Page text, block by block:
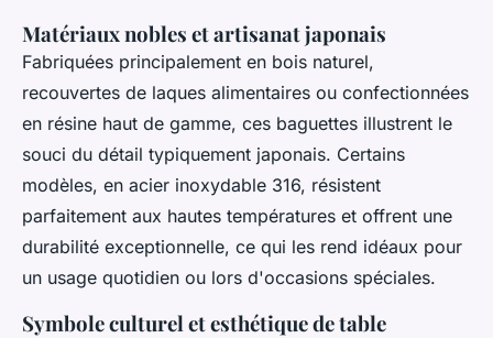
Matériaux nobles et artisanat japonais
Fabriquées principalement en bois naturel,
recouvertes de laques alimentaires ou confectionnées
en résine haut de gamme, ces baguettes illustrent le
souci du détail typiquement japonais. Certains
modèles, en acier inoxydable 316, résistent
parfaitement aux hautes températures et offrent une
durabilité exceptionnelle, ce qui les rend idéaux pour
un usage quotidien ou lors d'occasions spéciales.
Symbole culturel et esthétique de table